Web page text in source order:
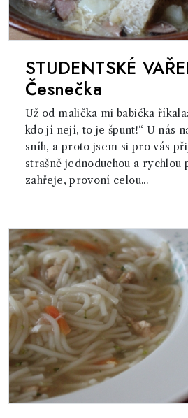
STUDENTSKÉ
Česnečka
Už od malička mi babička
kdo jí nejí, to je špunt!“ U nás
sníh, a proto jsem si pro vás
strašně jednoduchou a rychlou
zahřeje, provoní celou...